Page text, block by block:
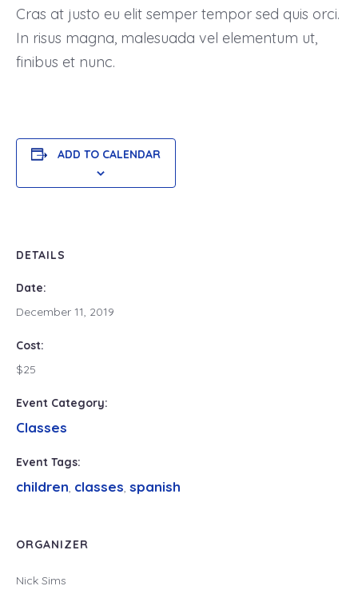
Cras at justo eu elit semper tempor sed quis orci.
In risus magna, malesuada vel elementum ut,
finibus et nunc.
ADD TO CALENDAR
DETAILS
Date:
December 11, 2019
Cost:
$25
Event Category:
Classes
Event Tags:
children, classes, spanish
ORGANIZER
Nick Sims